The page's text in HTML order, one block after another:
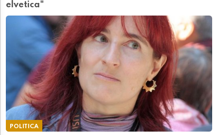
elvetica"
POLITICA